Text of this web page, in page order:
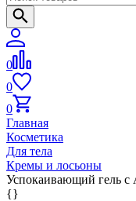
0
0
0
Главная
Косметика
Для тела
Кремы и лосьоны
Успокаивающий гель с
{}